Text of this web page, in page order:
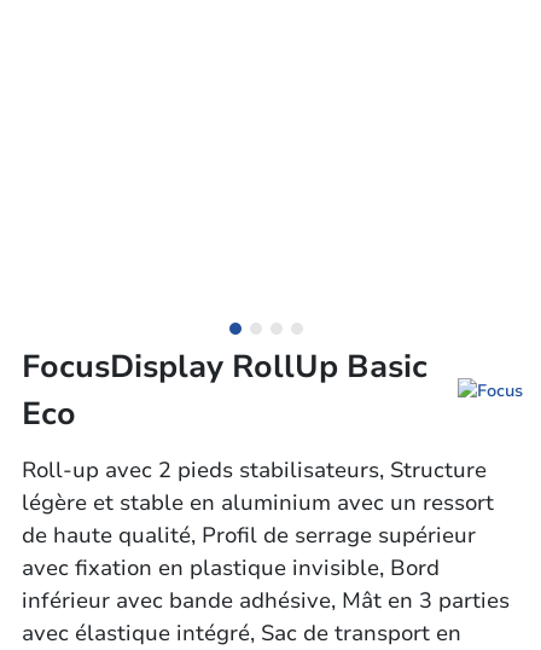
FocusDisplay RollUp Basic
Eco
Roll-up avec 2 pieds stabilisateurs, Structure
légère et stable en aluminium avec un ressort
de haute qualité, Profil de serrage supérieur
avec fixation en plastique invisible, Bord
inférieur avec bande adhésive, Mât en 3 parties
avec élastique intégré, Sac de transport en